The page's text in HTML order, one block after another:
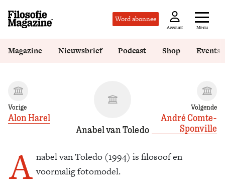
Word abonnee
Account Menu
Magazine Nieuwsbrief Podcast Shop Events
Vorige
Alon Harel
Anabel van Toledo
Volgende
André Comte-
Sponville
A nabel van Toledo (1994) is filosoof en
voormalig fotomodel.